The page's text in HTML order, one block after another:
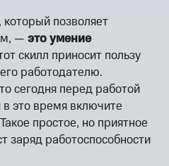
позволяет
— это умение
скилл приносит пользу
работодателю.
сегодня перед работой
это время включите
простое, но приятное
заряд работоспособности